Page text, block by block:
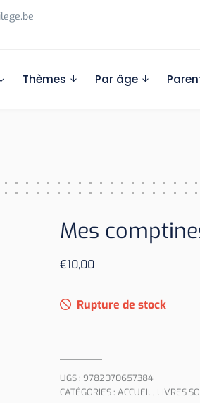
Thèmes Par âge
Mes
€10,00
Rupture de stock
UGS : 9782070657384
CATÉGORIES : ACCUEIL, LIVRES